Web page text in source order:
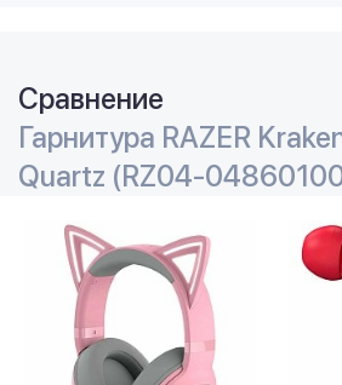
Сравнение
Гарнитура RAZER
Quartz (RZ04-